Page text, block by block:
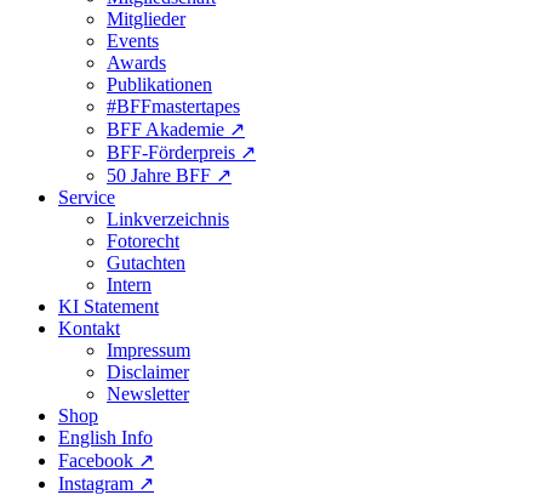
Mitglieder
Events
Awards
Publikationen
#BFFmastertapes
BFF Akademie ↗︎
BFF-Förderpreis ↗︎
50 Jahre BFF ↗︎
Service
Linkverzeichnis
Fotorecht
Gutachten
Intern
KI Statement
Kontakt
Impressum
Disclaimer
Newsletter
Shop
English Info
Facebook ↗︎
Instagram ↗︎